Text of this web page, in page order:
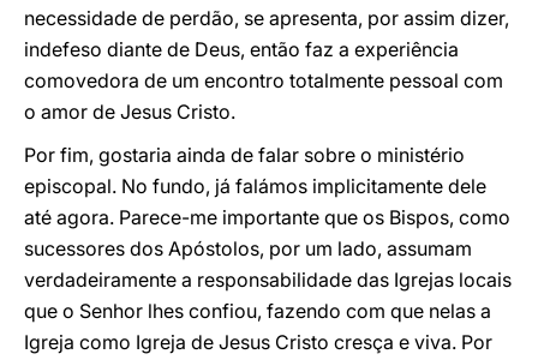
necessidade de perdão, se apresenta, por assim dizer,
indefeso diante de Deus, então faz a experiência
comovedora de um encontro totalmente pessoal com
o amor de Jesus Cristo.
Por fim, gostaria ainda de falar sobre o ministério
episcopal. No fundo, já falámos implicitamente dele
até agora. Parece-me importante que os Bispos, como
sucessores dos Apóstolos, por um lado, assumam
verdadeiramente a responsabilidade das Igrejas locais
que o Senhor lhes confiou, fazendo com que nelas a
Igreja como Igreja de Jesus Cristo cresça e viva. Por